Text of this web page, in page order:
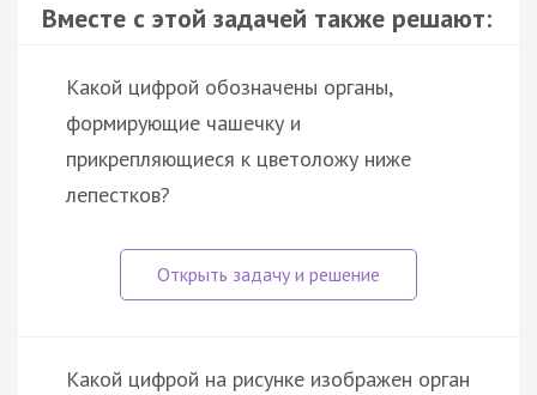
Вместе с этой задачей также решают:
Какой цифрой обозначены органы,
формирующие чашечку и
прикрепляющиеся к цветоложу ниже
лепестков?
Какой цифрой на рисунке изображен орган